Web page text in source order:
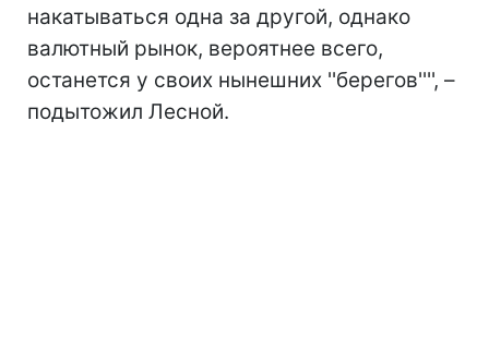
накатываться одна за другой, однако
валютный рынок, вероятнее всего,
останется у своих нынешних ''берегов'''', –
подытожил Лесной.